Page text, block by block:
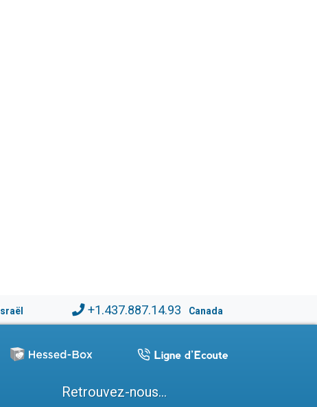
Israël +1.437.887.14.93 Canada
Retrouvez-nous...